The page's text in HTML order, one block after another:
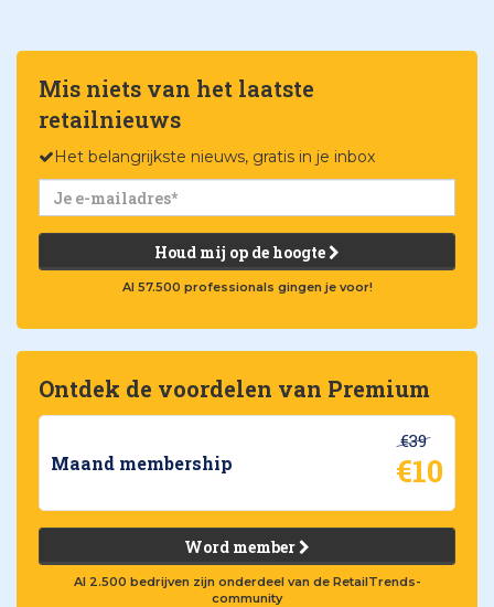
Mis niets van het laatste
retailnieuws
Het belangrijkste nieuws, gratis in je inbox
Houd mij op de hoogte
Al 57.500 professionals gingen je voor!
Ontdek de voordelen van Premium
Maand membership
€39
€10
Word member
Al 2.500 bedrijven zijn onderdeel van de RetailTrends-
community